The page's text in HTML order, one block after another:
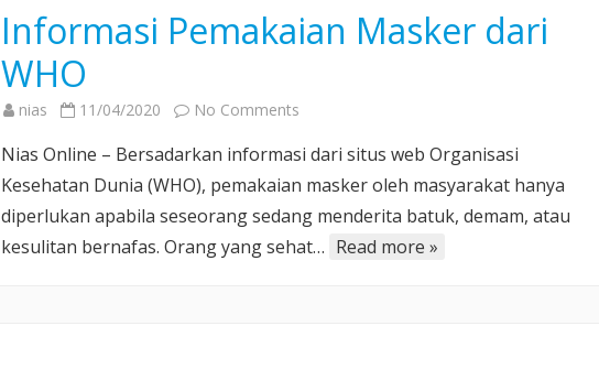
Informasi Pemakaian Masker dari
WHO
nias 11/04/2020 No Commentson
Pemakaian
Masker
dari
WHO
Nias Online – Bersadarkan informasi dari situs web Organisasi
Kesehatan Dunia (WHO), pemakaian masker oleh masyarakat hanya
diperlukan apabila seseorang sedang menderita batuk, demam, atau
kesulitan bernafas. Orang yang sehat… Read more »